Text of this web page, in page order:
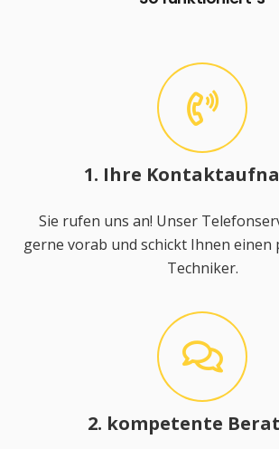
1. Ihre
Sie rufen uns an! Unser
gerne vorab und schickt Ihnen einen
Techniker.
2. kompetente